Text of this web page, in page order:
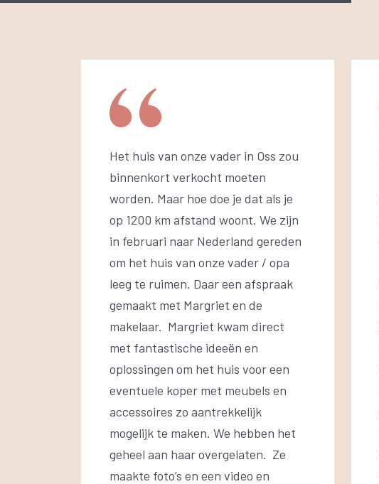
Het huis van onze vader in Oss zou
binnenkort verkocht moeten
worden. Maar hoe doe je dat als je
op 1200 km afstand woont. We zijn
in februari naar Nederland gereden
om het huis van onze vader / opa
leeg te ruimen. Daar een afspraak
gemaakt met Margriet en de
makelaar. Margriet kwam direct
met fantastische ideeën en
oplossingen om het huis voor een
eventuele koper met meubels en
accessoires zo aantrekkelijk
mogelijk te maken. We hebben het
geheel aan haar overgelaten. Ze
maakte foto’s en een video en